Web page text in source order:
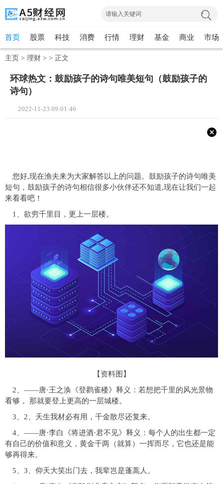
首页 股票 科技 消费 行情 理财 基金 商业 市场
主页 > 理财 > > 正文
环球热文：鼓励孩子的诗句唯美短句（鼓励孩子的
诗句）
2022-11-23 09:01:46
您好,现在渔夫来为大家解答以上的问题。鼓励孩子的诗句唯美
短句，鼓励孩子的诗句相信很多小伙伴还不知道,现在让我们一起
来看看吧！
1、欲穷千里目，更上一层楼。
【资料图】
2、——唐·王之涣《登鹳雀楼》释义：若想把千里的风光景物
看够， 那就要登上更高的一层城楼。
3、2、天生我材必有用，千金散尽还复来。
4、——唐·李白《将进酒·君不见》释义：每个人的出生都一定
有自己的价值和意义，黄金千两（就算）一挥而尽，它也还是能
够再得来。
5、3、仰天大笑出门去，我辈岂是蓬蒿人。